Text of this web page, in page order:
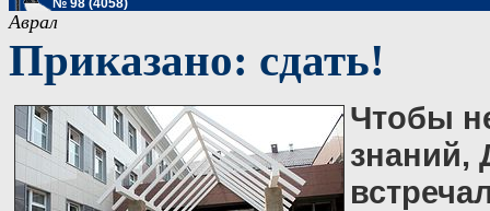
№ 98 (4058)
Аврал
Приказано: сдать!
Чтобы
знаний,